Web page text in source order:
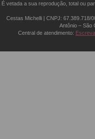
É vetada a sua reprodução, total ou
Cestas Michelli | CNPJ: 67.389.718/
Antônio – São
Central de atendimento: